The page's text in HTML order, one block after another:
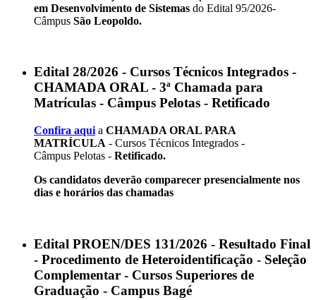
em Desenvolvimento de Sistemas do Edital 95/2026-
Câmpus São Leopoldo.
Edital 28/2026 - Cursos Técnicos Integrados -
CHAMADA ORAL - 3ª Chamada para
Matrículas - Câmpus Pelotas - Retificado
Confira aqui a CHAMADA ORAL PARA
MATRÍCULA - Cursos Técnicos Integrados -
Câmpus Pelotas - Retificado.
Os candidatos deverão comparecer presencialmente nos
dias e horários das chamadas
Edital PROEN/DES 131/2026 - Resultado Final
- Procedimento de Heteroidentificação - Seleção
Complementar - Cursos Superiores de
Graduação - Campus Bagé